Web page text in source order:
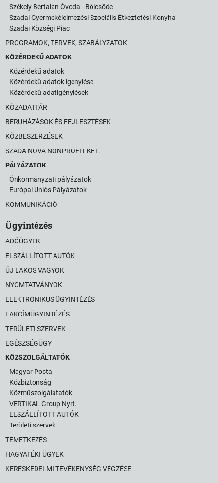
Székely Bertalan Óvoda - Bölcsőde
Szadai Gyermekélelmezési Szociális Étkeztetési Konyha
Szadai Községi Piac
PROGRAMOK, TERVEK, SZABÁLYZATOK
KÖZÉRDEKŰ ADATOK
Közérdekű adatok
Közérdekű adatok igénylése
Közérdekű adatigénylések
KÖZADATTÁR
BERUHÁZÁSOK ÉS FEJLESZTÉSEK
KÖZBESZERZÉSEK
SZADA NOVA NONPROFIT KFT.
PÁLYÁZATOK
Önkormányzati pályázatok
Európai Uniós Pályázatok
KOMMUNIKÁCIÓ
Ügyintézés
ADÓÜGYEK
ELSZÁLLÍTOTT AUTÓK
ÚJ LAKOS VAGYOK
NYOMTATVÁNYOK
ELEKTRONIKUS ÜGYINTÉZÉS
LAKCÍMÜGYINTÉZÉS
TERÜLETI SZERVEK
EGÉSZSÉGÜGY
KÖZSZOLGÁLTATÓK
Magyar Posta
Közbiztonság
Közműszolgálatatók
VERTIKAL Group Nyrt.
ELSZÁLLÍTOTT AUTÓK
Területi szervek
TEMETKEZÉS
HAGYATÉKI ÜGYEK
KERESKEDELMI TEVÉKENYSÉG VÉGZÉSE